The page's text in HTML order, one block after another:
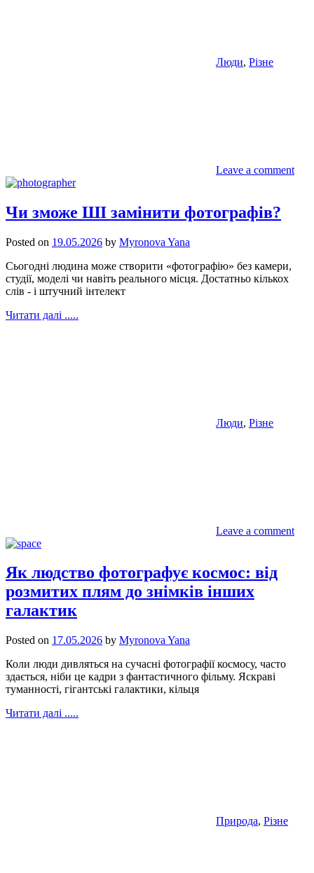
Люди, Різне
Leave a comment
Чи зможе ШІ замінити фотографів?
Posted on 19.05.2026 by Myronova Yana
Сьогодні людина може створити «фотографію» без камери,
студії, моделі чи навіть реального місця. Достатньо кількох
слів - і штучний інтелект
Читати далі .....
Люди, Різне
Leave a comment
Як людство фотографує космос: від
розмитих плям до знімків інших
галактик
Posted on 17.05.2026 by Myronova Yana
Коли люди дивляться на сучасні фотографії космосу, часто
здається, ніби це кадри з фантастичного фільму. Яскраві
туманності, гігантські галактики, кільця
Читати далі .....
Природа, Різне